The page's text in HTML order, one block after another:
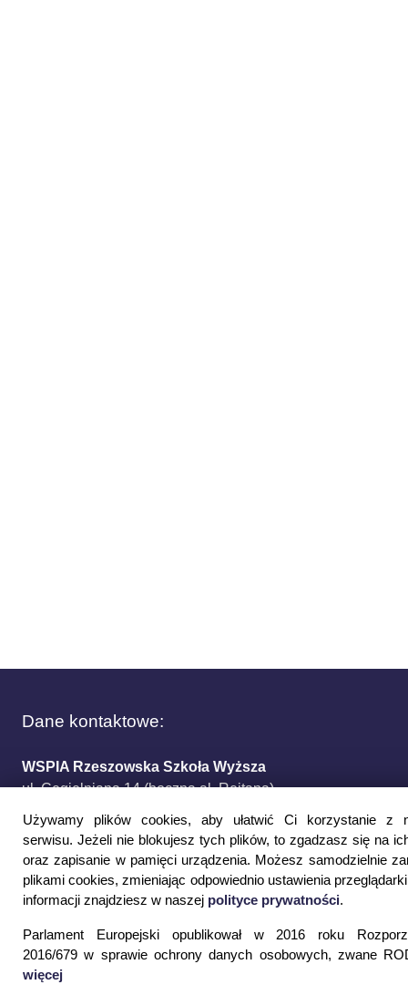
Używamy plików cookies, aby ułatwić Ci korzystanie z
serwisu. Jeżeli nie blokujesz tych plików, to zgadzasz się na
oraz zapisanie w pamięci urządzenia. Możesz samodzielnie
plikami cookies, zmieniając odpowiednio ustawienia
informacji znajdziesz w naszej polityce prywatności.
Parlament Europejski opublikował w 2016 roku
2016/679 w sprawie ochrony danych osobowych, zwane
więcej
Dane kontaktowe:
WSPIA Rzeszowska Szkoła Wyższa
ul. Cegielniana 14 (boczna al. Rejtana)
35-310 Rzeszów
tel. 17 867 04 00
email:sekretariat.r@wspia.eu
Newsletter:
Podaj swój adres e-mail i otrzymuj najnowsze